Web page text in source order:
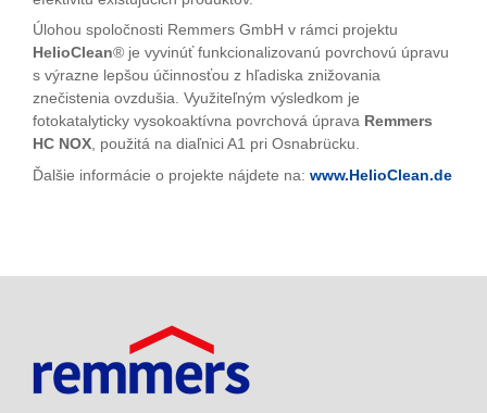
Úlohou spoločnosti Remmers GmbH v rámci projektu
HelioClean® je vyvinúť funkcionalizovanú povrchovú úpravu
s výrazne lepšou účinnosťou z hľadiska znižovania
znečistenia ovzdušia. Využiteľným výsledkom je
fotokatalyticky vysokoaktívna povrchová úprava Remmers
HC NOX , použitá na diaľnici A1 pri Osnabrücku.
Ďalšie informácie o projekte nájdete na: www.HelioClean.de